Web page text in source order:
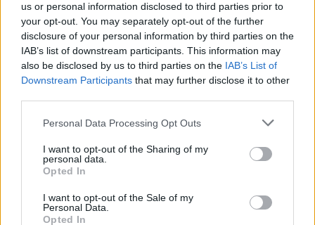
us or personal information disclosed to third parties prior to
your opt-out. You may separately opt-out of the further
disclosure of your personal information by third parties on the
IAB’s list of downstream participants. This information may
also be disclosed by us to third parties on the IAB’s List of
Downstream Participants that may further disclose it to other
Personal Data Processing Opt Outs
I want to opt-out of the Sharing of my
personal data.
Opted In
I want to opt-out of the Sale of my
Personal Data.
Opted In